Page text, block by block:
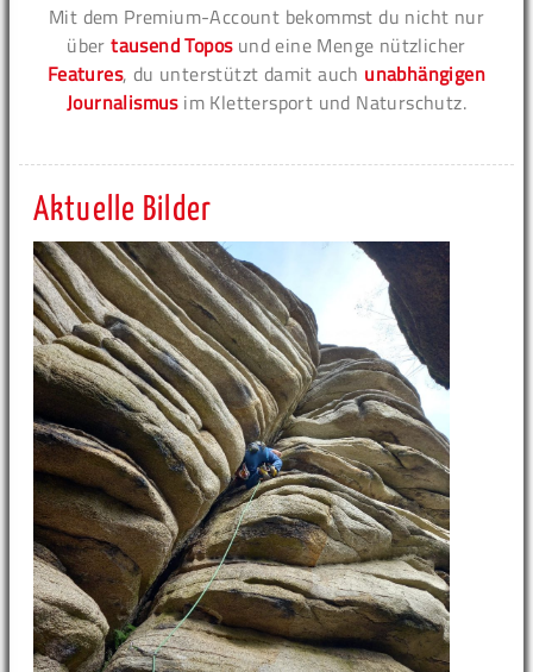
Mit dem Premium-Account bekommst du nicht nur
übertausend Toposund eine Menge nützlicher
Features, du unterstützt damit auch unabhängigen
Journalismusim Klettersport und Naturschutz.
Aktuelle Bilder